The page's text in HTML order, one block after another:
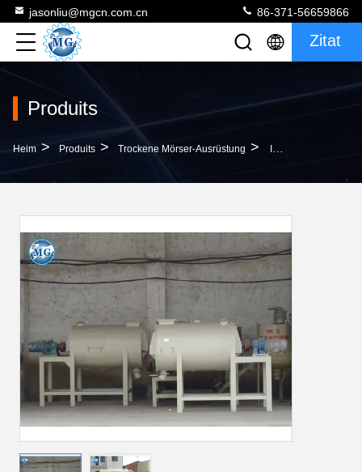
jasonliu@mgcn.com.cn 86-371-56659866
Zitat
Produits
Heim > Produits > Trockene Mörser-Ausrüstung >